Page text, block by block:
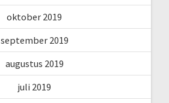
oktober 2019
september 2019
augustus 2019
juli 2019